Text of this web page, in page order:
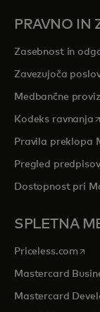
PRAVNO IN
Zasebnost in
Zavezujoča
Medbančne
Kodeks ravnanja
Pravila preklopa
Pregled predpisov
Dostopnost pri
SPLETNA
Priceless.com
Mastercard
Mastercard